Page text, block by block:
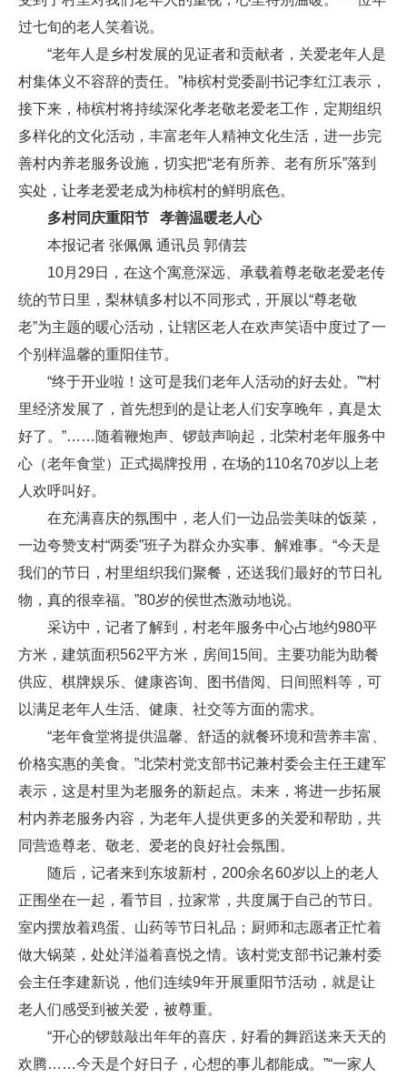
过七旬的老人笑着说。
“老年人是乡村发展的见证者和贡献者，关爱老年人是
村集体义不容辞的责任。”柿槟村党委副书记李红江表示，
接下来，柿槟村将持续深化孝老敬老爱老工作，定期组织
多样化的文化活动，丰富老年人精神文化生活，进一步完
善村内养老服务设施，切实把“老有所养、老有所乐”落到
实处，让孝老爱老成为柿槟村的鲜明底色。
多村同庆重阳节 孝善温暖老人心
本报记者 张佩佩 通讯员 郭倩芸
10月29日，在这个寓意深远、承载着尊老敬老爱老传
统的节日里，梨林镇多村以不同形式，开展以“尊老敬
老”为主题的暖心活动，让辖区老人在欢声笑语中度过了一
个别样温馨的重阳佳节。
“终于开业啦！这可是我们老年人活动的好去处。”“村
里经济发展了，首先想到的是让老人们安享晚年，真是太
好了。”……随着鞭炮声、锣鼓声响起，北荣村老年服务中
心（老年食堂）正式揭牌投用，在场的110名70岁以上老
人欢呼叫好。
在充满喜庆的氛围中，老人们一边品尝美味的饭菜，
一边夸赞支村“两委”班子为群众办实事、解难事。“今天是
我们的节日，村里组织我们聚餐，还送我们最好的节日礼
物，真的很幸福。”80岁的侯世杰激动地说。
采访中，记者了解到，村老年服务中心占地约980平
方米，建筑面积562平方米，房间15间。主要功能为助餐
供应、棋牌娱乐、健康咨询、图书借阅、日间照料等，可
以满足老年人生活、健康、社交等方面的需求。
“老年食堂将提供温馨、舒适的就餐环境和营养丰富、
价格实惠的美食。”北荣村党支部书记兼村委会主任王建军
表示，这是村里为老服务的新起点。未来，将进一步拓展
村内养老服务内容，为老年人提供更多的关爱和帮助，共
同营造尊老、敬老、爱老的良好社会氛围。
随后，记者来到东坡新村，200余名60岁以上的老人
正围坐在一起，看节目，拉家常，共度属于自己的节日。
室内摆放着鸡蛋、山药等节日礼品；厨师和志愿者正忙着
做大锅菜，处处洋溢着喜悦之情。该村党支部书记兼村委
会主任李建新说，他们连续9年开展重阳节活动，就是让
老人们感受到被关爱，被尊重。
“开心的锣鼓敲出年年的喜庆，好看的舞蹈送来天天的
欢腾……今天是个好日子，心想的事儿都能成。”“一家人